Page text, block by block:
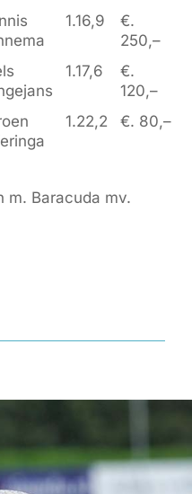
1.16,9
€.
250,–
1.17,6
€.
120,–
1.22,2 €. 80,–
m. Baracuda mv.